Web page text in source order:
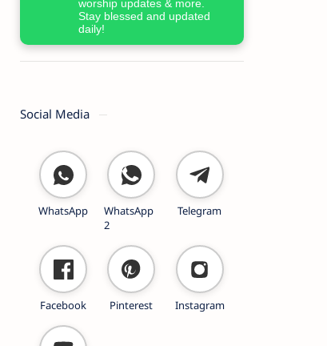
worship updates & more.
Stay blessed and updated
daily!
Social Media
WhatsApp
WhatsApp
2
Telegram
Facebook Pinterest Instagram